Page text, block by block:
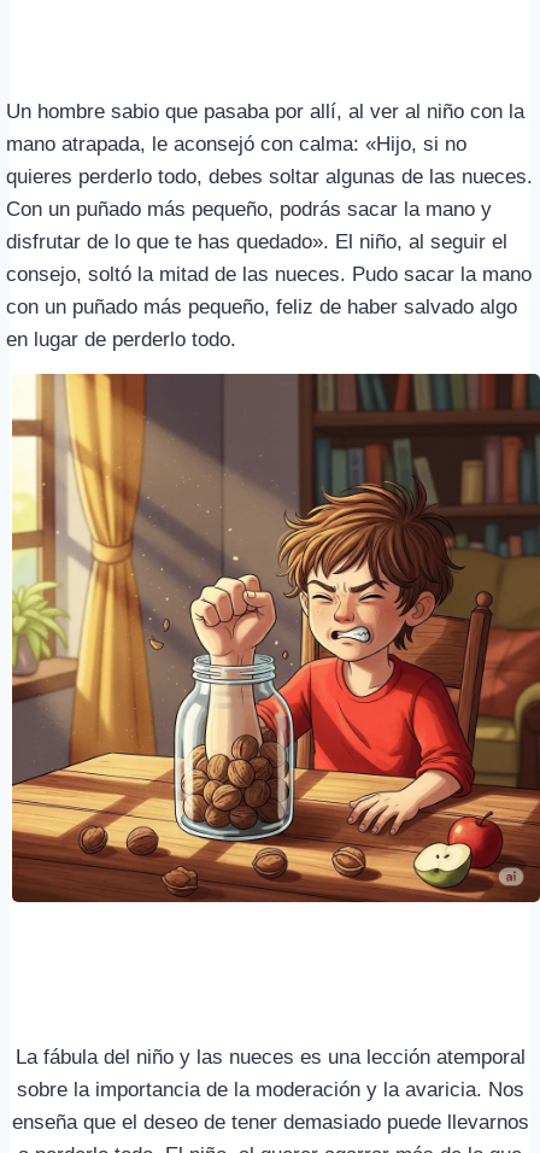
Un hombre sabio que pasaba por allí, al ver al niño con la
mano atrapada, le aconsejó con calma: «Hijo, si no
quieres perderlo todo, debes soltar algunas de las nueces.
Con un puñado más pequeño, podrás sacar la mano y
disfrutar de lo que te has quedado». El niño, al seguir el
consejo, soltó la mitad de las nueces. Pudo sacar la mano
con un puñado más pequeño, feliz de haber salvado algo
en lugar de perderlo todo.
La fábula del niño y las nueces es una lección atemporal
sobre la importancia de la moderación y la avaricia. Nos
enseña que el deseo de tener demasiado puede llevarnos